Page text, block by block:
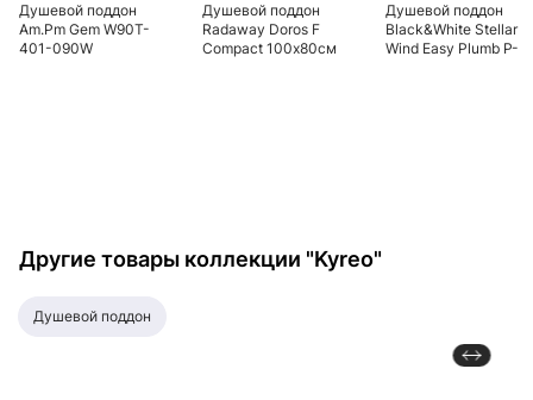
Душевой поддон
Am.Pm Gem W90T-
401-090W
Душевой поддон
Radaway Doros F
Compact 100х80см
Душевой поддон
Black&White Stellar
Wind Easy Plumb P-
Другие товары коллекции "Kyreo"
душевой поддон